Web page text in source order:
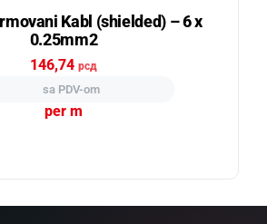
Kabl (shielded) – 6 x
0.25mm2
146,74 рсд
sa PDV-om
per m